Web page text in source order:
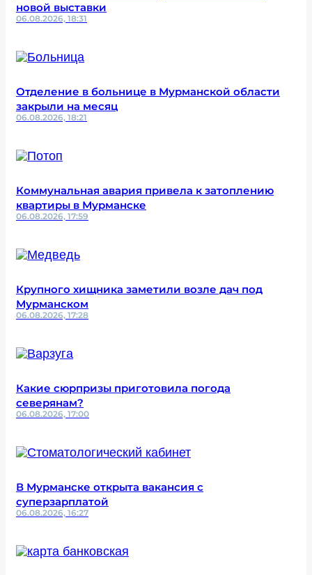
новой выставки
06.08.2026, 18:31
Отделение в больнице в Мурманской области
закрыли на месяц
06.08.2026, 18:21
Коммунальная авария привела к затоплению
квартиры в Мурманске
06.08.2026, 17:59
Крупного хищника заметили возле дач под
Мурманском
06.08.2026, 17:28
Какие сюрпризы приготовила погода
северянам?
06.08.2026, 17:00
В Мурманске открыта вакансия с
суперзарплатой
06.08.2026, 16:27